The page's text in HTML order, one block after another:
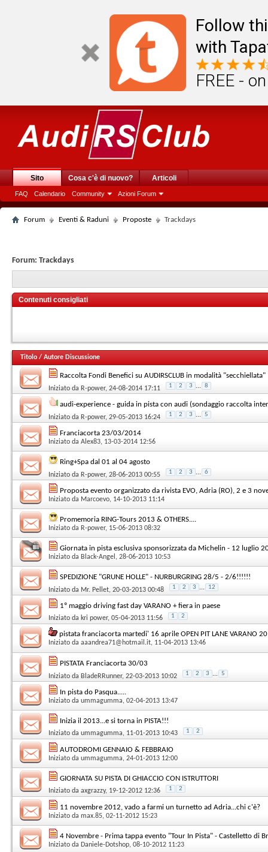
Follow
with
FREE -
Sito
FAQ Calendario Community Azioni Forum
Cosa c'è di nuovo? Articoli
Forum Eventi & Raduni Proposte Trackdays
Forum: Trackdays
Contenuti consigliati
Titolo / Autore Discussione
Raccolta Fondi Benefici su AUDIRSCLUB in modalità "secchiellata"
Iniziato da R-power, 24-08-2014 17:11 1 2 3 ... 8
audi-experience - guida in pista con audi (sondaggio raccolta
Iniziato da R-power, 29-05-2013 16:24 1 2 3 ... 5
Franciacorta 23/03/2014
Iniziato da Alex83, 13-03-2014 12:56
Ring+Spa dal 01 al 04 agosto
Iniziato da R-power, 28-06-2013 00:55 1 2 3 ... 6
Proposta evento organizzato da rivista EVO, Adria (RO), 2 e 3
Iniziato da Marcoevo, 14-10-2013 11:14
Promemoria RING-Tours 2013 & OTHERS....
Iniziato da R-power, 15-06-2013 08:32
Giornata in pista esclusiva sponsorizzata da Michelin - 12 luglio
Iniziato da Black-Angel , 28-06-2013 10:53
SPEDIZIONE "GRUNE HOLLE" - NURBURGRING 28/5 - 2/6!!!!!!
Iniziato da Mr. Pellet, 20-03-2013 00:48 1 2 3 ... 12
1º maggio driving fast day VARANO + fiera in paese
Iniziato da kri power, 05-04-2013 11:56 1 2
pistata franciacorta martedi' 16 aprile OPEN PIT LANE VARANO 20
Iniziato da aaandrea71@hotmail.it, 11-04-2013 13:46
PISTATA Franciacorta 30/03
Iniziato da BladeRRunner, 22-03-2013 10:02 1 2 3 ... 5
In pista do Pasqua.....
Iniziato da ummagumma, 02-04-2013 13:47
Inizia il 2013...e si torna in PISTA!!!
Iniziato da ummagumma, 11-01-2013 10:43 1 2
AUTODROMI GENNAIO & FEBBRAIO
Iniziato da ummagumma, 24-01-2013 12:00
GIORNATA SU PISTA DI GHIACCIO CON ISTRUTTORI
Iniziato da axgrazzy, 19-12-2012 12:36 1 2
11 novembre 2012, vado a farmi un turnetto ad Adria...chi c'è?
Iniziato da max.85, 02-11-2012 15:23
4 Novembre - Prima tappa evento "Tour In Pista" - Castelletto di
Iniziato da Daniele-Dotshop, 08-10-2012 11:23